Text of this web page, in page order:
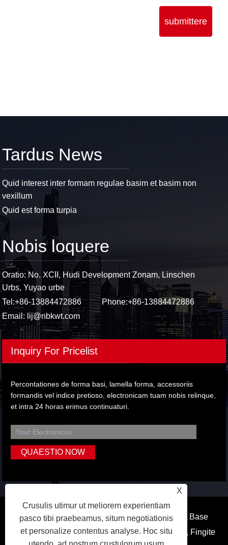
submittere
X
Crusulis utimur ut meliorem experientiam
pasco tibi praebeamus, situm negotiationis
et personalize contentus analyse. Hoc situ
Tardus News
Quid interest inter formam regulae basim et basim non
vexillum
Quid est forma turpia
Nobis loquere
Oratio: No. XCII, Hudi Development Zonam, Linschen
Urbs, Yuyao urbe
Tel:+86-13884472886 Phone:+86-13884472886
Email: lij@nbkwt.com
Inquiry For Pricelist
Percontationes de forma basi, lamella forma, accessoriis
formandis vel indice pretioso, electronicam tuam nobis relinque,
et intra 24 horas erimus continuaturi.
Copyright © MMXXII Ningbo Kaiweite FORMA Base
Vestibulum Co., Ltd. - Found Base, Fingite Plate, Fingite